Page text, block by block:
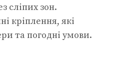
сліпих зон.
кріплення, які
та погодні умови.